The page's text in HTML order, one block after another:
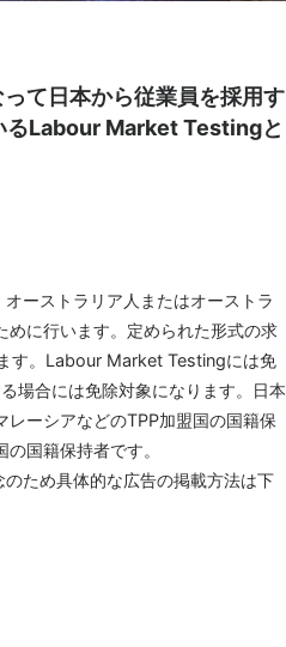
て日本から従業員を採用す
るLabour Market Testingと
ーストラリア人またはオーストラ
めに行います。定められた形式の求
す。Labour Market Testingには免
場合には免除対象になります。日本
ーシアなどのTPP加盟国の国籍保
国籍保持者です。
ため具体的な広告の掲載方法は下